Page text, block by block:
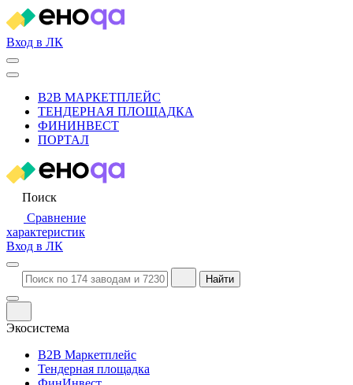
Вход в ЛК
B2B МАРКЕТПЛЕЙС
ТЕНДЕРНАЯ ПЛОЩАДКА
ФИНИНВЕСТ
ПОРТАЛ
Поиск
Сравнение
характеристик
Вход в ЛК
Найти
Экосистема
B2B Маркетплейс
Тендерная площадка